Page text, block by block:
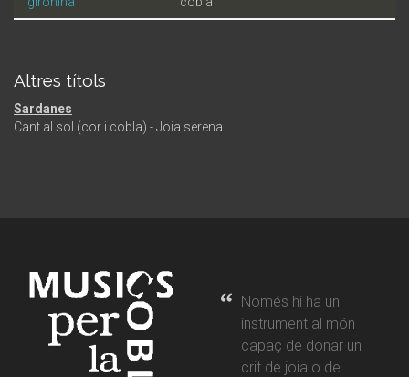
Altres títols
Sardanes
Cant al sol (cor i cobla) - Joia serena
Només hi ha un
instrument al món
capaç de donar un
crit de joia o de